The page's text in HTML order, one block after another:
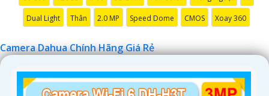
Dual Light Thân 2.0 MP Speed Dome CMOS Xoay 360
Camera Dahua Chính Hãng Giá Rẻ